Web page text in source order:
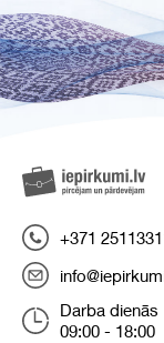
+371
Darba dienās
09:00 - 18:00